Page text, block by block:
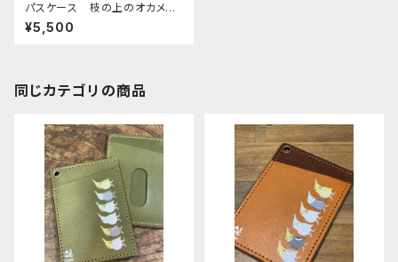
パスケース 枝の上のオカメイ
ンコ ブラウン BROWN ノ
ーマル ルチノー おかめいん
¥5,500
同じカテゴリの商品